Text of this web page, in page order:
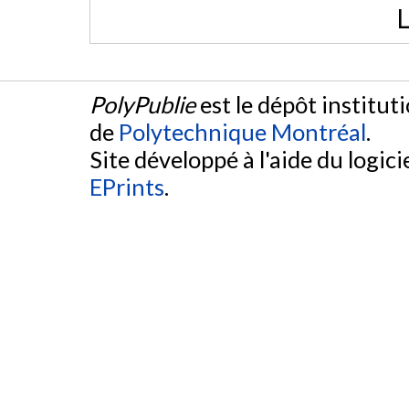
PolyPublieest le dépôt
de Polytechnique Montréal.
Site développé à l'aide du
EPrints.